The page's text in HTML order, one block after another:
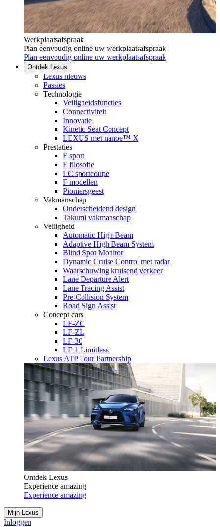
Werkplaatsafspraak
Plan eenvoudig online uw werkplaatsafspraak
Plan eenvoudig online uw werkplaatsafspraak
Ontdek Lexus
Lexus nieuws
Passies
Technologie
Veiligheidsfuncties
Connectiviteit
Innovatie
Kinetic Seat Concept
LEXUS met nanoe™ X
Prestaties
F sport
F filosofie
LC sportcoupe
F modellen
Pioniersgeest
Vakmanschap
Onderscheidend design
Takumi vakmanschap
Veiligheid
Automatic High Beam
Adaptive High Beam System
Blind Spot Monitor
Dynamic Cruise Control met radar
Waarschuwing kruisend verkeer
Lane Departure Alert
Lane Tracing Assist
Pre-Collision System
Road Sign Assist
Concept cars
LF-ZC
LF-ZL
LF-30
LF-1 Limitless
Lexus ATP Tour Partnership
Ontdek Lexus
Experience amazing
Experience amazing
Mijn Lexus
Inloggen